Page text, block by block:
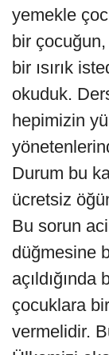
yemekle
bir çocuğun,
bir ısırık
okuduk.
hepimizin
Durum bu
ücretsiz
Bu sorun
düğmesine
çocuklara
vermelidir.